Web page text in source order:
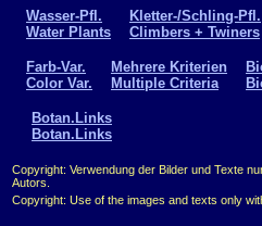
Wasser-Pfl.
Water Plants
Kletter-/Schling-Pfl.
Climbers + Twiners
Farb-Var.
Color Var.
Mehrere Kriterien
Multiple Criteria
Botan.Links
Botan.Links
Copyright: Verwendung der Bilder und Texte
Autors.
Copyright: Use of the images and texts only